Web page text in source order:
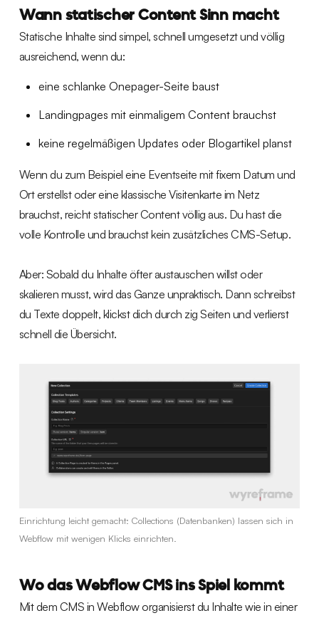
Wann statischer Content Sinn macht
Statische Inhalte sind simpel, schnell umgesetzt und völlig
ausreichend, wenn du:
eine schlanke Onepager-Seite baust
Landingpages mit einmaligem Content brauchst
keine regelmäßigen Updates oder Blogartikel planst
Wenn du zum Beispiel eine Eventseite mit fixem Datum und
Ort erstellst oder eine klassische Visitenkarte im Netz
brauchst, reicht statischer Content völlig aus. Du hast die
volle Kontrolle und brauchst kein zusätzliches CMS-Setup.
Aber: Sobald du Inhalte öfter austauschen willst oder
skalieren musst, wird das Ganze unpraktisch. Dann schreibst
du Texte doppelt, klickst dich durch zig Seiten und verlierst
schnell die Übersicht.
Einrichtung leicht gemacht: Collections (Datenbanken) lassen sich in
Webflow mit wenigen Klicks einrichten.
Wo das Webflow CMS ins Spiel kommt
Mit dem CMS in Webflow organisierst du Inhalte wie in einer